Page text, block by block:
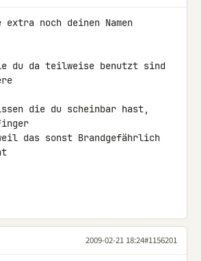
noch deinen Namen
du da teilweise benutzt sind
die du scheinbar hast,
das sonst Brandgefährlich
2009-02-21 18:24#1156201